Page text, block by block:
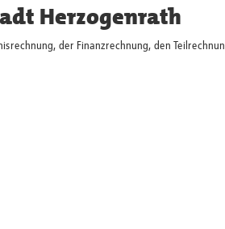
Herzogenrath
der Finanzrechnung, den